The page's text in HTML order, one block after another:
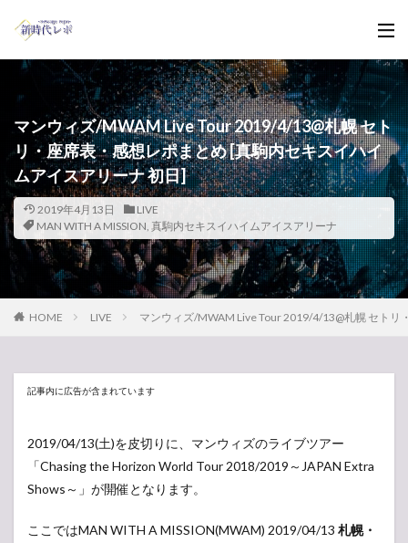
マンウィズ/MWAM Live Tour 2019/4/13@札幌 セト
リ・座席表・感想レポまとめ [真駒内セキスイハイ
ムアイスアリーナ 初日]
2019年4月13日
LIVE
MAN WITH A MISSION, 真駒内セキスイハイムアイスアリーナ
HOME LIVE マンウィズ/MWAM Live Tour 2019/4/13@札幌 セト
記事内に広告が含まれています
2019/04/13(土)を皮切りに、マンウィズのライブツアー
「Chasing the Horizon World Tour 2018/2019～JAPAN Extra
Shows～」が開催となります。
ここではMAN WITH A MISSION(MWAM) 2019/04/13 札幌・